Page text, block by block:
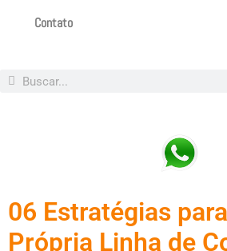
Contato
06 Estratégias
Própria Linha de